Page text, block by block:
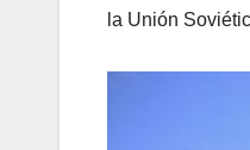
la Unión